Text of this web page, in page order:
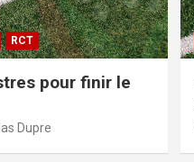
RCT
pour finir le
Dupre